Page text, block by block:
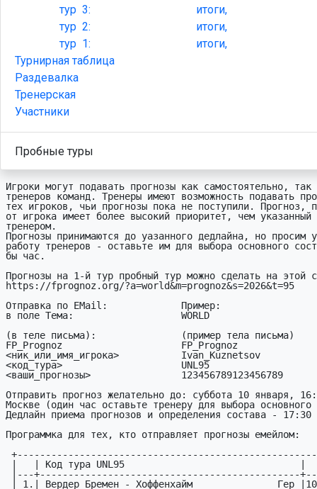
тур3:
итоги,
тур2:
итоги,
тур1:
итоги,
Турнирная таблица
Раздевалка
Тренерская
Участники
Пробные туры
Игроки могут подавать прогнозы как самостоятельно, так
тренеров команд. Тренеры имеют возможность подавать
тех игроков, чьи прогнозы пока не поступили. Прогноз,
от игрока имеет более высокий приоритет, чем указанный
тренером.
Прогнозы принимаются до уазанного дедлайна, но просим
работу тренеров - оставьте им для выбора основного
бы час.
Прогнозы на 1-й тур пробный тур можно сделать на этой
https://fprognoz.org/?a=world&m=prognoz&s=2026&t=95
Отправка по EMail:             Пример:
в поле Тема:                   WORLD
(в теле письма):               (пример тела письма)
FP_Prognoz                     FP_Prognoz
<ник_или_имя_игрока>           Ivan_Kuznetsov
<код_тура>                     UNL95
<ваши_пpогнозы>                123456789123456789
Отправить прогноз желательно до: суббота 10 января,
Москве (один час оставьте тренеру для выбора
Дедлайн приема прогнозов и определения состава - 17:30
Программка для тех, кто отправляет прогнозы емейлом: